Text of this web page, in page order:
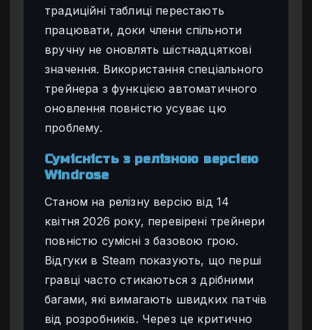
традиційні таблиці перестають
працювати, доки члени спільноти
вручну не оновлять шістнадцяткові
значення. Використання спеціального
трейнера з функцією автоматичного
оновлення повністю усуває цю
проблему.
Сумісність з релізною версією
Windrose
Станом на релізну версію від 14
квітня 2026 року, перевірені трейнери
повністю сумісні з базовою грою.
Відгуки в Steam показують, що перші
гравці часто стикаються з дрібними
багами, які вимагають швидких патчів
від розробників. Через це критично